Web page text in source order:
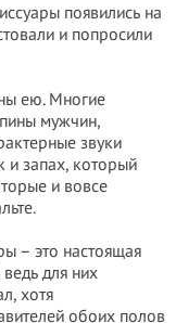
появились на
и попросили
ею. Многие
мужчин,
звуки
и запах, который
и вовсе
– это настоящая
для них
хотя
обоих полов